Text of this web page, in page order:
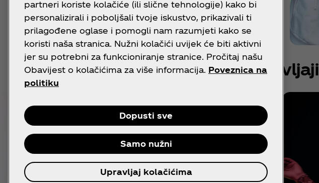
Doživljaji
partneri koriste kolačiće (ili slične tehnologije) kako bi
personalizirali i poboljšali tvoje iskustvo, prikazivali ti
prilagođene oglase i pomogli nam razumjeti kako se
koristi naša stranica. Nužni kolačići uvijek će biti aktivni
jer su potrebni za funkcioniranje stranice. Pročitaj našu
Obavijest o kolačićima za više informacija. Poveznica na
politiku
Dopusti sve
Samo nužni
Upravljaj kolačićima